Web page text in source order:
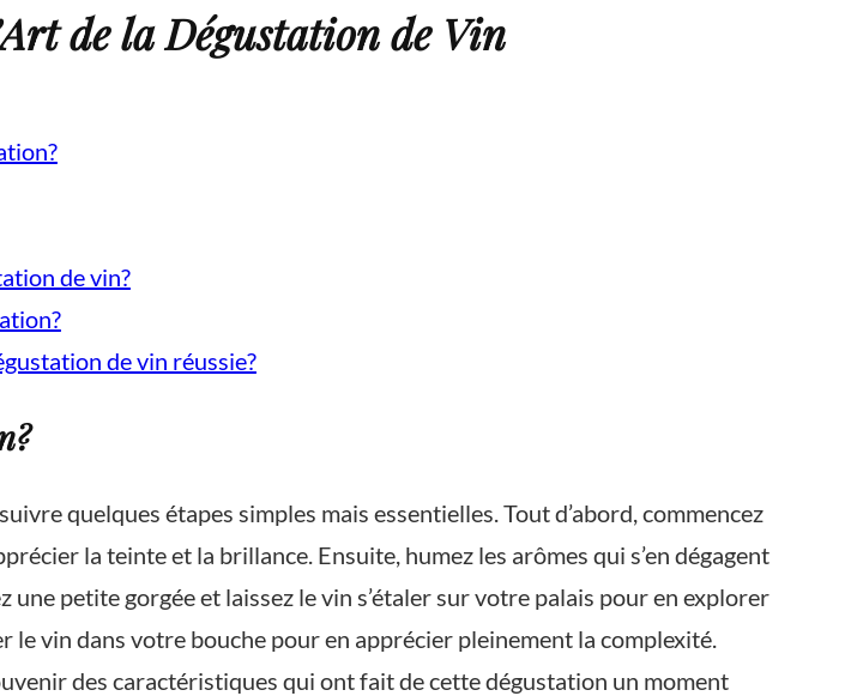
de la Dégustation de Vin
de vin?
de vin réussie?
quelques étapes simples mais essentielles. Tout d’abord, commencez
la teinte et la brillance. Ensuite, humez les arômes qui s’en dégagent
petite gorgée et laissez le vin s’étaler sur votre palais pour en explorer
vin dans votre bouche pour en apprécier pleinement la complexité.
des caractéristiques qui ont fait de cette dégustation un moment